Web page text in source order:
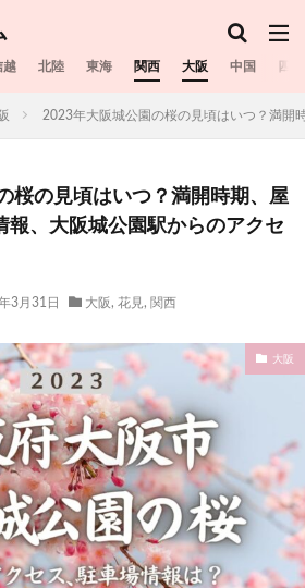
越 北陸 東海 関西 大阪 中国 四国
2023年大阪城公園の桜の見頃はいつ？満開
桜の見頃はいつ？満開時期、屋
報、大阪城公園駅からのアクセ
3月31日 大阪 , 花見 , 関西
大阪